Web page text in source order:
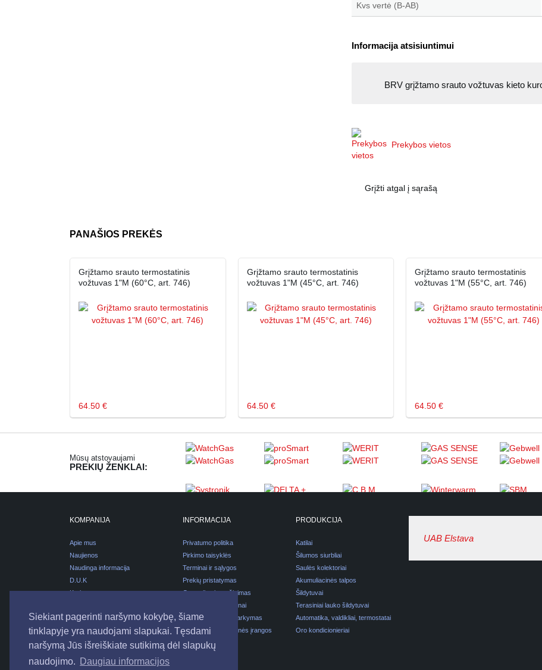
Siekiant pagerinti naršymo kokybę, šiame
tinklapyje yra naudojami slapukai. Tęsdami
naršymą Jūs išreiškiate sutikimą dėl slapukų
naudojimo. Daugiau informacijos
Kvs vertė (B-AB)
Informacija atsisiuntimui
BRV grįžtamo srauto vožtuvas kieto
Prekybos vietos
Grįžti atgal į sąrašą
PANAŠIOS PREKĖS
Grįžtamo srauto termostatinis
vožtuvas 1"M (60°C, art. 746)
64.50 €
Grįžtamo srauto termostatinis
vožtuvas 1"M (45°C, art. 746)
64.50 €
Grįžtamo srauto termostatinis
vožtuvas 1"M (55°C, art. 746)
64.50 €
Mūsų atstovaujami
PREKIŲ ŽENKLAI:
KOMPANIJA
Apie mus
Naujienos
Naudinga informacija
D.U.K
Karjera
INFORMACIJA
Privatumo politika
Pirkimo taisyklės
Terminai ir sąlygos
Prekių pristatymas
Garantijos ir grąžinimas
Pirkimas išsimokėtinai
Pakuočių atliekų tvarkymas
Elektros ir elektroninės įrangos
atliekų tvarkymas
PRODUKCIJA
Katilai
Šilumos siurbliai
Saulės kolektoriai
Akumuliacinės talpos
Šildytuvai
Terasiniai lauko šildytuvai
Automatika, valdikliai, termostatai
Oro kondicionieriai
UAB Elstava